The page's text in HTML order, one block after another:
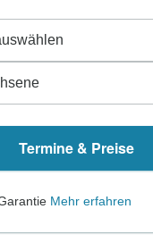
Termine & Preise
Mehr erfahren